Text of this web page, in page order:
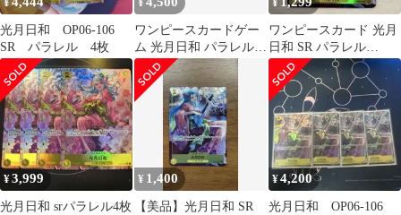
¥
光月日和 OP06-106
SR パラレル 4枚
¥
ワンピースカードゲー
ム 光月日和 パラレル
OP06-106 4枚セット
¥
ワンピースカード 光月
日和 SR パラレル
OP06-106
¥3,999
光月日和 srパラレル4枚
¥ 1,400
【美品】光月日和 SR
¥4,200
光月日和 OP06-106